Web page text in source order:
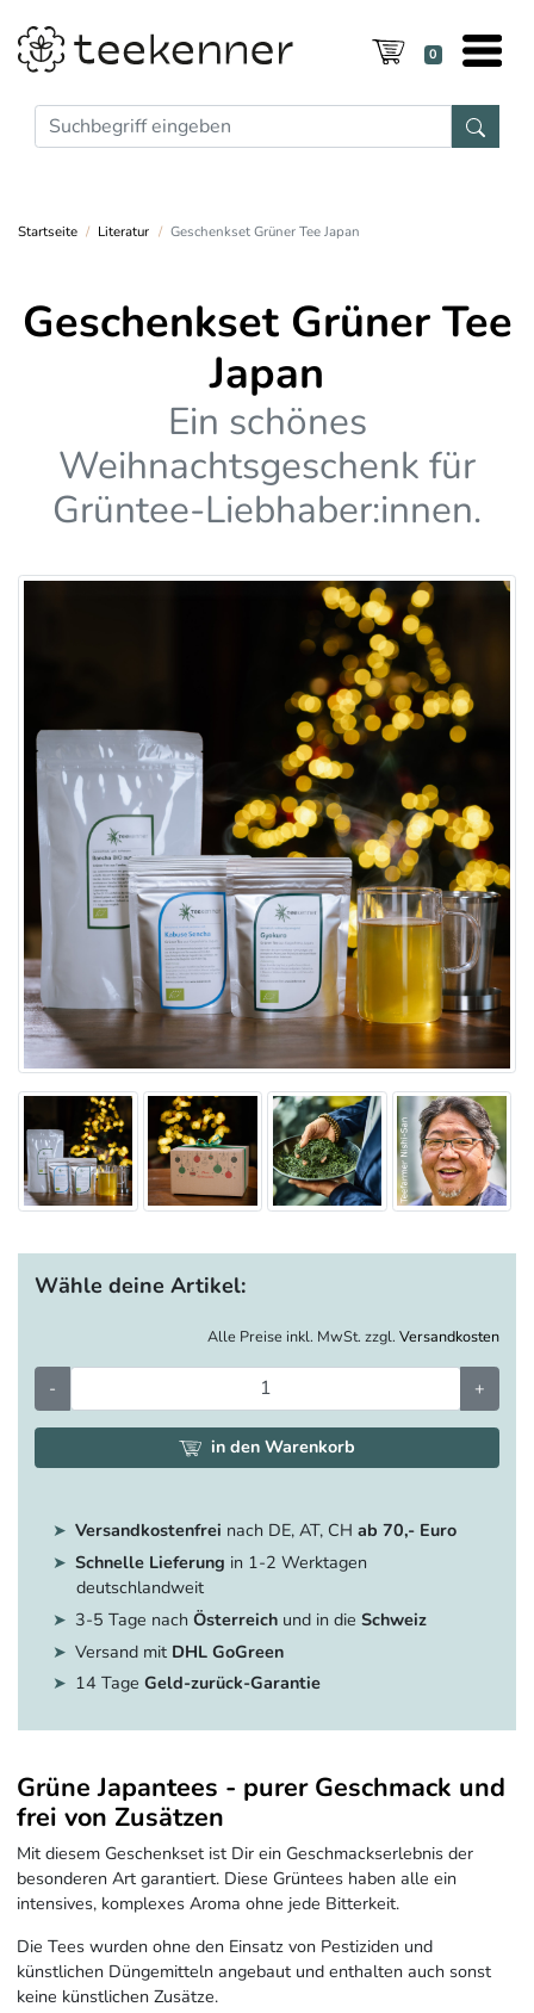
0
Startseite Literatur Geschenkset Grüner Tee Japan
Geschenkset Grüner Tee
Japan
Ein schönes
Weihnachtsgeschenk für
Grüntee-Liebhaber:innen.
Wähle deine Artikel:
Alle Preise inkl. MwSt. zzgl. Versandkosten
- +
in den Warenkorb
Versandkostenfrei nach DE, AT, CH ab 70,- Euro
Schnelle Lieferung in 1-2 Werktagen
deutschlandweit
3-5 Tage nach Österreichund in die Schweiz
Versand mit DHL GoGreen
14 Tage Geld-zurück-Garantie
Grüne Japantees - purer Geschmack und
frei von Zusätzen
Mit diesem Geschenkset ist Dir ein Geschmackserlebnis der
besonderen Art garantiert. Diese Grüntees haben alle ein
intensives, komplexes Aroma ohne jede Bitterkeit.
Die Tees wurden ohne den Einsatz von Pestiziden und
künstlichen Düngemitteln angebaut und enthalten auch sonst
keine künstlichen Zusätze.